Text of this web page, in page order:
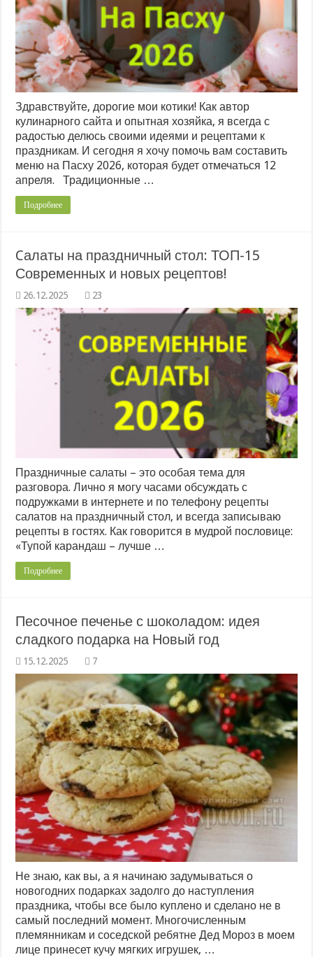
Здравствуйте, дорогие мои котики! Как автор
кулинарного сайта и опытная хозяйка, я всегда с
радостью делюсь своими идеями и рецептами к
праздникам. И сегодня я хочу помочь вам составить
меню на Пасху 2026, которая будет отмечаться 12
апреля. Традиционные …
Подробнее
Cалаты на праздничный стол: ТОП-15
Современных и новых рецептов!
23
Праздничные салаты – это особая тема для
разговора. Лично я могу часами обсуждать с
подружками в интернете и по телефону рецепты
салатов на праздничный стол, и всегда записываю
рецепты в гостях. Как говорится в мудрой пословице:
«Тупой карандаш – лучше …
Подробнее
Песочное печенье с шоколадом: идея
сладкого подарка на Новый год
7
Не знаю, как вы, а я начинаю задумываться о
новогодних подарках задолго до наступления
праздника, чтобы все было куплено и сделано не в
самый последний момент. Многочисленным
племянникам и соседской ребятне Дед Мороз в моем
лице принесет кучу мягких игрушек, …